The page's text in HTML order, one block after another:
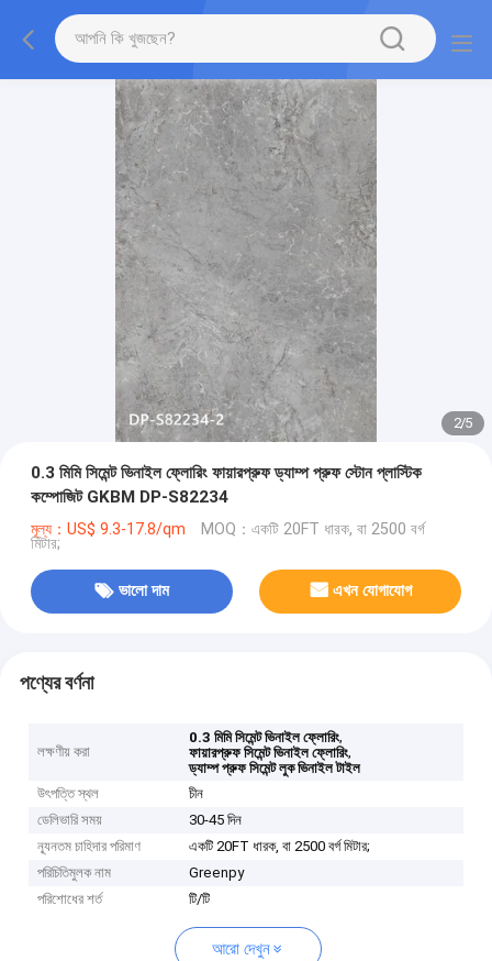
2/5
0.3 মিমি সিমেন্ট ভিনাইল ফ্লোরিং ফায়ারপ্রুফ ড্যাম্প প্রুফ স্টোন প্লাস্টিক
কম্পোজিট GKBM DP-S82234
মূল্য：US$ 9.3-17.8/qm MOQ：একটি 20FT ধারক, বা 2500 বর্গ
মিটার;
ভালো দাম এখন যোগাযোগ
পণ্যের বর্ণনা
লক্ষণীয় করা
0.3 মিমি সিমেন্ট ভিনাইল ফ্লোরিং,
ফায়ারপ্রুফ সিমেন্ট ভিনাইল ফ্লোরিং,
ড্যাম্প প্রুফ সিমেন্ট লুক ভিনাইল টাইল
উৎপত্তি স্থল
চীন
ডেলিভারি সময়
30-45 দিন
ন্যূনতম চাহিদার পরিমাণ
একটি 20FT ধারক, বা 2500 বর্গ মিটার;
পরিচিতিমুলক নাম
Greenpy
পরিশোধের শর্ত
টি/টি
আরো দেখুন